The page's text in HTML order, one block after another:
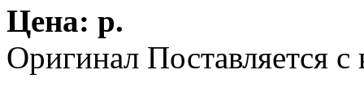
Цена: p.
Оригинал Поставляется